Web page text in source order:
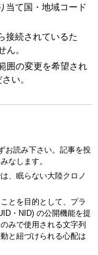
当て国・地域コード
接続されているた
ん。
囲の変更を希望され
い。
お読み下さい。記事を投
なします。
、眠らない大陸クロノ
とを目的として、プラ
・NID) の公開機能を提
みで使用される文字列
と紐づけられる心配は